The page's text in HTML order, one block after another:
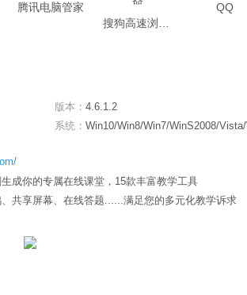
腾讯电脑管家
QQ
版本： 4.6.1.2
系统： Win10/Win8/Win7/WinS2008/
成你的专属在线课堂，15款丰富教学工具
共享屏幕、在线答题......满足您的多元化教学诉求